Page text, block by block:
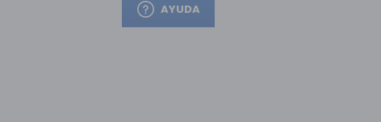
AYUDA